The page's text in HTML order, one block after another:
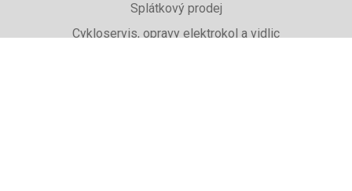
Splátkový prodej
Cykloservis, opravy elektrokol a vidlic